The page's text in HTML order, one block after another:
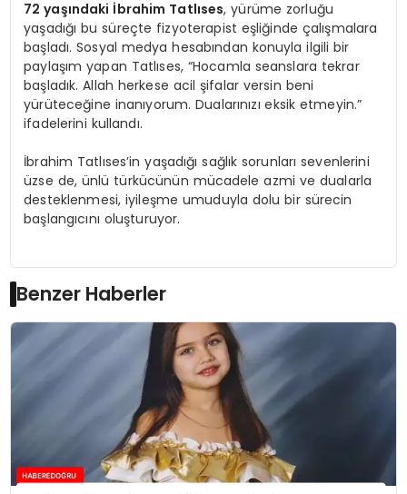
72 yaşındaki İbrahim Tatlıses, yürüme zorluğu
yaşadığı bu süreçte fizyoterapist eşliğinde çalışmalara
başladı. Sosyal medya hesabından konuyla ilgili bir
paylaşım yapan Tatlıses, “Hocamla seanslara tekrar
başladık. Allah herkese acil şifalar versin beni
yürüteceğine inanıyorum. Dualarınızı eksik etmeyin.”
ifadelerini kullandı.
İbrahim Tatlıses’in yaşadığı sağlık sorunları sevenlerini
üzse de, ünlü türkücünün mücadele azmi ve dualarla
desteklenmesi, iyileşme umuduyla dolu bir sürecin
başlangıcını oluşturuyor.
Benzer Haberler